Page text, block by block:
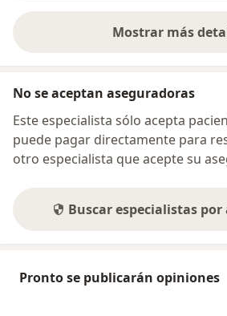
Mostrar mássobre
No se aceptan aseguradoras
Este especialista sólo acepta
puede pagar directamente para
otro especialista que acepte su
Buscar especialistas
Pronto se publicarán opiniones